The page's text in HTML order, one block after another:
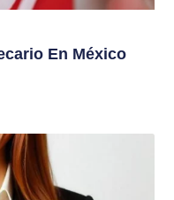
En México